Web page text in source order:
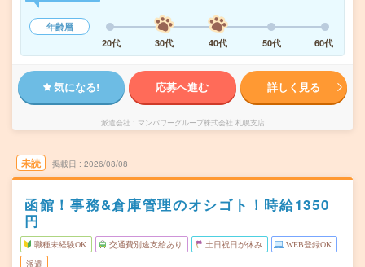
年齢層
20代
30代 40代 50代 60代
気になる! 応募へ進む 詳しく見る
派遣会社 マンパワーグループ株式会社 札幌支店
未読 掲載日 2026/08/08
函館！事務&倉庫管理のオシゴト！時給1350
円
職種未経験OK 交通費別途支給あり 土日祝日が休み WEB登録OK
派遣